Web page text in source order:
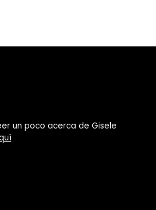
un poco acerca de Gisele